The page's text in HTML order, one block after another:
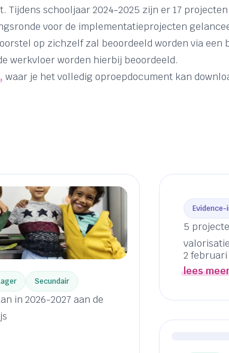
schooljaar 2024-2025 zijn er 17
voor de implementatieprojecten
op zichzelf zal beoordeeld worden via
werkvloer worden hierbij beoordeeld.
, waar je het volledig oproepdocument kan
Secundair
in 2026-2027 aan de
5
2 februari
lees